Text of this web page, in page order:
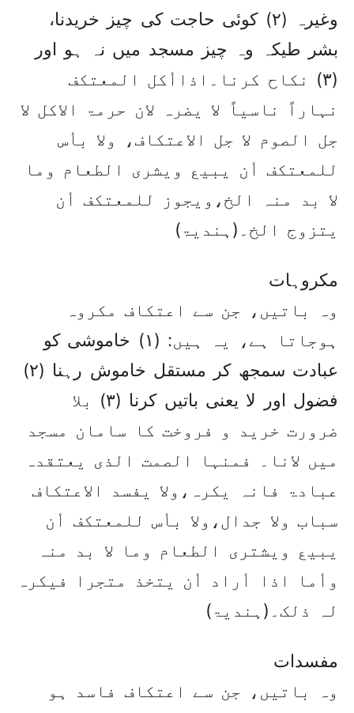
وغیرہ (۲) کوئی حاجت کی چیز خریدنا،
بشر طیکہ وہ چیز مسجد میں نہ ہو اور
(۳) نکاح کرنا۔اذاأکل المعتکف
نہاراً ناسیاً لا یضرہ لان حرمۃ الاکل لا
جل الصوم لا جل الاعتکاف، ولا بأس
للمعتکف أن یبیع ویشری الطعام وما
لا بد منہ الخ،ویجوز للمعتکف أن
یتزوج الخ۔(ہندیۃ)
مکروہات
وہ باتیں، جن سے اعتکاف مکروہ
ہوجاتا ہے، یہ ہیں: (۱) خاموشی کو
عبادت سمجھ کر مستقل خاموش رہنا (۲)
فضول اور لا یعنی باتیں کرنا (۳) بلا
ضرورت خرید و فروخت کا سامان مسجد
میں لانا۔ فمنہا الصمت الذی یعتقدہ
عبادۃ فانہ یکرہ،ولا یفسد الاعتکاف
سباب ولا جدال،ولا بأس للمعتکف أن
یبیع ویشتری الطعام وما لا بد منہ
وأما اذا أراد أن یتخذ متجرا فیکرہ
لہ ذلک۔(ہندیۃ)
مفسدات
وہ باتیں، جن سے اعتکاف فاسد ہو